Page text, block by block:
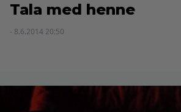
Tala med henne
- 8.6.2014 20:50